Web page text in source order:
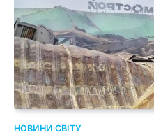
НОВИНИ СВІТУ